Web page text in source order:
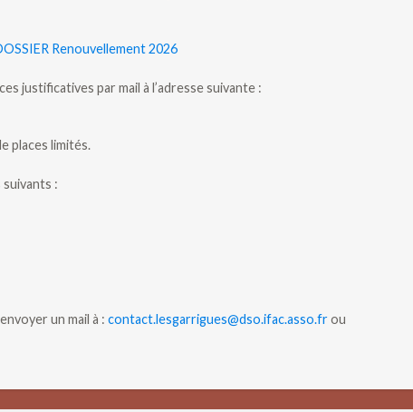
Renouvellement 2026
justificatives par mail à l’adresse suivante :
places limités.
:
un mail à : contact.lesgarrigues@dso.ifac.asso.frou